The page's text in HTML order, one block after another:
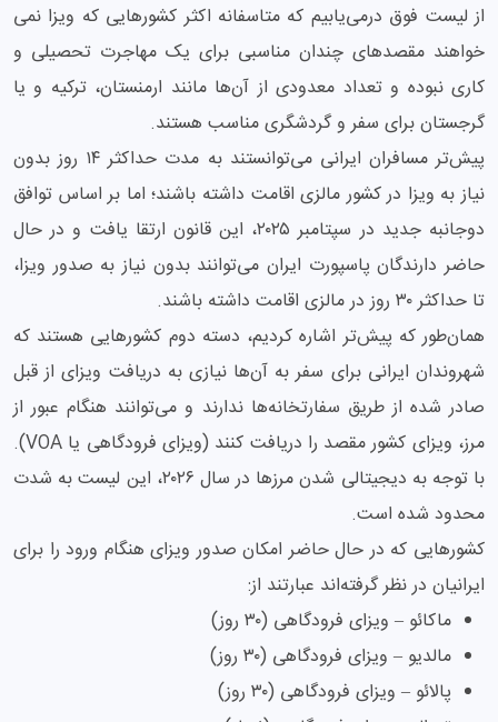
از لیست فوق درمی‌یابیم که متاسفانه اکثر کشورهایی که ویزا نمی
خواهند مقصدهای چندان مناسبی برای یک مهاجرت تحصیلی و
کاری نبوده و تعداد معدودی از آن‌ها مانند ارمنستان، ترکیه و یا
گرجستان برای سفر و گردشگری مناسب هستند.
پیش‌تر مسافران ایرانی می‌توانستند به مدت حداکثر ۱۴ روز بدون
نیاز به ویزا در کشور مالزی اقامت داشته باشند؛ اما بر اساس توافق
دوجانبه جدید در سپتامبر ۲۰۲۵، این قانون ارتقا یافت و در حال
حاضر دارندگان پاسپورت ایران می‌توانند بدون نیاز به صدور ویزا،
تا حداکثر ۳۰ روز در مالزی اقامت داشته باشند.
همان‌طور که پیش‌تر اشاره کردیم، دسته دوم کشورهایی هستند که
شهروندان ایرانی برای سفر به آن‌ها نیازی به دریافت ویزای از قبل
صادر شده از طریق سفارتخانه‌ها ندارند و می‌توانند هنگام عبور از
مرز، ویزای کشور مقصد را دریافت کنند (ویزای فرودگاهی یا VOA).
با توجه به دیجیتالی شدن مرزها در سال ۲۰۲۶، این لیست به شدت
محدود شده است.
کشورهایی که در حال حاضر امکان صدور ویزای هنگام ورود را برای
ایرانیان در نظر گرفته‌اند عبارتند از:
ماکائو – ویزای فرودگاهی (۳۰ روز)
مالدیو – ویزای فرودگاهی (۳۰ روز)
پالائو – ویزای فرودگاهی (۳۰ روز)